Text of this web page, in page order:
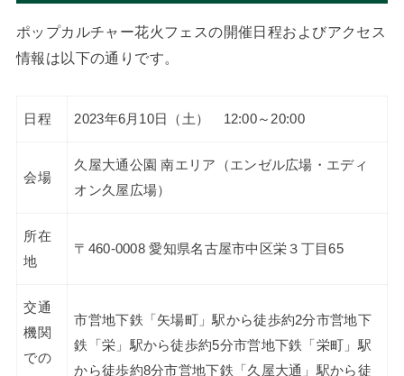
ポップカルチャー花火フェスの開催日程およびアクセス
情報は以下の通りです。
日程 2023年6月10日（土） 12:00～20:00
会場
久屋大通公園 南エリア（エンゼル広場・エディ
オン久屋広場）
所在
地
〒460-0008 愛知県名古屋市中区栄３丁目65
交通
機関
での
市営地下鉄「矢場町」駅から徒歩約2分市営地下
鉄「栄」駅から徒歩約5分市営地下鉄「栄町」駅
から徒歩約8分市営地下鉄「久屋大通」駅から徒